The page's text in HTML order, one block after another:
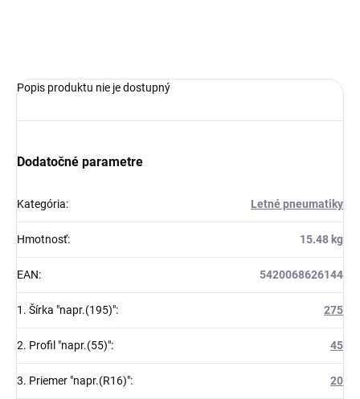
Popis produktu nie je dostupný
Dodatočné parametre
Kategória: Letné pneumatiky
Hmotnosť: 15.48 kg
EAN: 5420068626144
1. Šírka "napr.(195)": 275
2. Profil "napr.(55)": 45
3. Priemer "napr.(R16)": 20